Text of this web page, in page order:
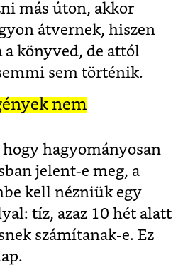
más úton, akkor
átvernek, hiszen
könyved, de attól
sem történik.
nem
hagyományosan
jelent-e meg, a
kell nézniük egy
tíz, azaz 10 hét alatt
számítanak-e. Ez